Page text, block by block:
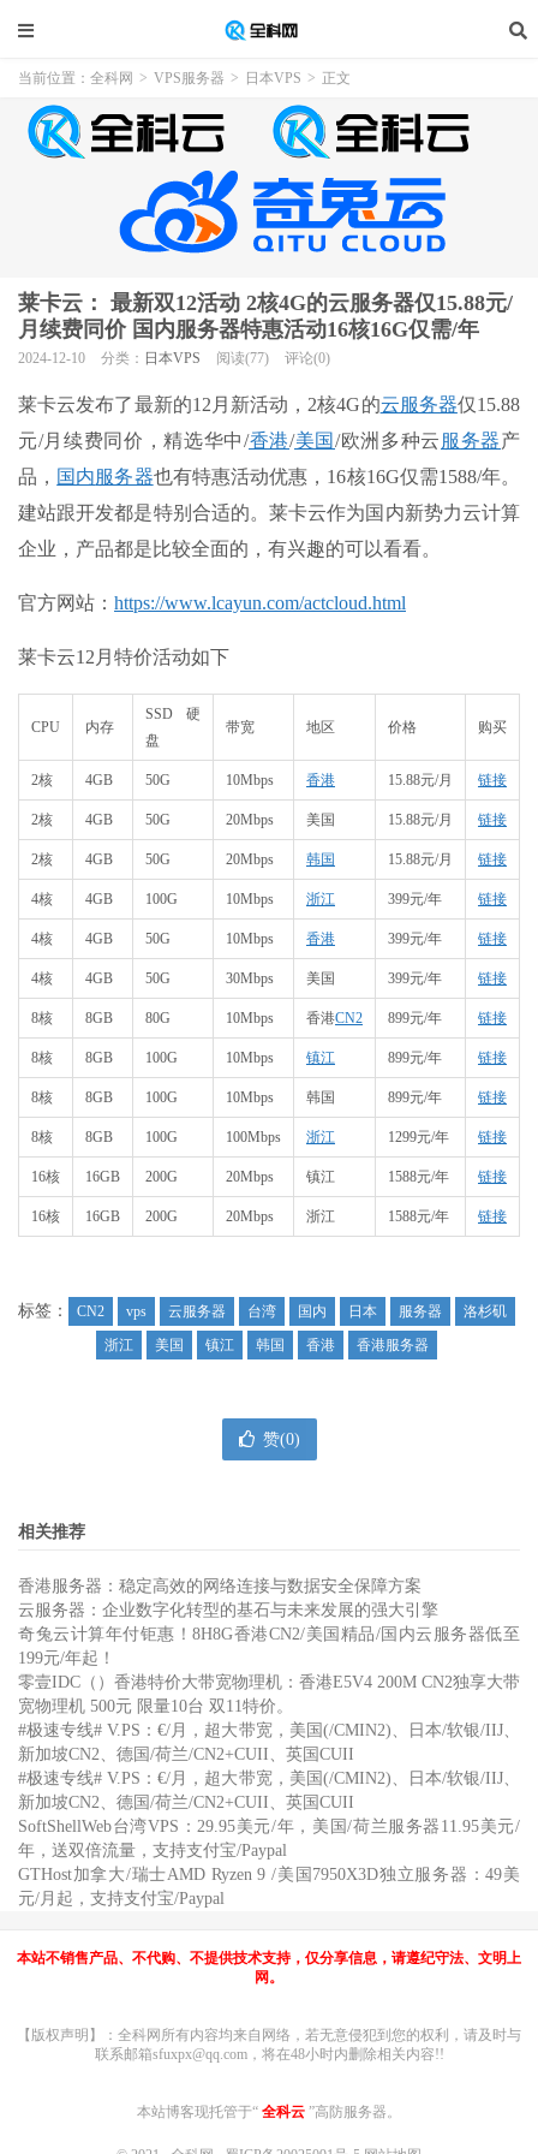
当前位置： 全科网 > VPS服务器 > 日本VPS > 正文
莱卡云： 最新双12活动 2核4G的云服务器仅15.88元/
月续费同价 国内服务器特惠活动16核16G仅需/年
2024-12-10 分类： 日本VPS 阅读(77) 评论(0)
莱卡云发布了最新的12月新活动，2核4G的云服务器仅15.88
元/月续费同价，精选华中/香港/美国 /欧洲多种云 服务器产
品， 国内服务器也有特惠活动优惠，16核16G仅需1588/年。
建站跟开发都是特别合适的。莱卡云作为国内新势力云计算
企业，产品都是比较全面的，有兴趣的可以看看。
官方网站 ： https://www.lcayun.com/actcloud.html
莱卡云12月特价活动如下
CPU 内存
SSD硬
盘
带宽 地区 价格 购买
2核 4GB 50G 10Mbps 香港 15.88元/月 链接
2核 4GB 50G 20Mbps 美国 15.88元/月 链接
2核 4GB 50G 20Mbps 韩国 15.88元/月 链接
4核 4GB 100G 10Mbps 浙江 399元/年 链接
4核 4GB 50G 10Mbps 香港 399元/年 链接
4核 4GB 50G 30Mbps 美国 399元/年 链接
8核 8GB 80G 10Mbps 香港CN2 899元/年 链接
8核 8GB 100G 10Mbps 镇江 899元/年 链接
8核 8GB 100G 10Mbps 韩国 899元/年 链接
8核 8GB 100G 100Mbps 浙江 1299元/年 链接
16核 16GB 200G 20Mbps 镇江 1588元/年 链接
16核 16GB 200G 20Mbps 浙江 1588元/年 链接
标签： CN2 vps 云服务器 台湾 国内 日本 服务器
洛杉矶
浙江
美国 镇江 韩国 香港 香港服务器
赞(0)
相关推荐
香港服务器：稳定高效的网络连接与数据安全保障方案
云服务器：企业数字化转型的基石与未来发展的强大引擎
奇兔云计算年付钜惠！8H8G香港CN2/美国精品/国内云服务器低至
199元/年起！
零壹IDC（）香港特价大带宽物理机：香港E5V4 200M CN2独享大带
宽物理机 500元 限量10台 双11特价。
#极速专线# V.PS：€/月，超大带宽，美国(/CMIN2)、日本/软银/IIJ、
新加坡CN2、德国/荷兰/CN2+CUII、英国CUII
#极速专线# V.PS：€/月，超大带宽，美国(/CMIN2)、日本/软银/IIJ、
新加坡CN2、德国/荷兰/CN2+CUII、英国CUII
SoftShellWeb台湾VPS：29.95美元/年，美国/荷兰服务器11.95美元/
年，送双倍流量，支持支付宝/Paypal
GTHost加拿大/瑞士AMD Ryzen 9 /美国7950X3D独立服务器：49美
元/月起，支持支付宝/Paypal
本站不销售产品、不代购、不提供技术支持，仅分享信息，请遵纪守法、文明上
网。
【版权声明】：全科网所有内容均来自网络，若无意侵犯到您的权利，请及时与
联系邮箱sfuxpx@qq.com，将在48小时内删除相关内容!!
本站博客现托管于“ 全科云 ”高防服务器。